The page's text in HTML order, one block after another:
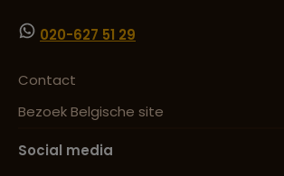
020-627 51 29
Contact
Bezoek Belgische site
Social media